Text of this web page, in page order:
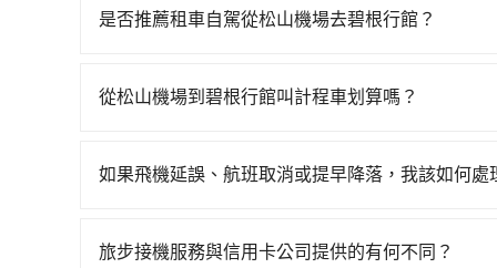
最多有102班次高鐵可搭乘。假設從松山機場 (台
搭上小黃後約花17分鐘、車費300元後，抵達碧
外浪費9分鐘在轉乘與等車上，現在還不馬上來
是否推薦租車自駕從松山機場去碧根行館？
天就要來回，那在台北路邊可隨租隨借的iRent應
進去，但額外的汽車保險與可能的罰單都需自付
次租車都好像在開樂透一樣。另外，偶爾也會遇
從松山機場到碧根行館叫計程車划算嗎？
到車，也可考慮打電話至松山機場附近的計程車
如果飛機延誤、航班取消或提早降落，我該如何處
輛，讓乘客能落地後順利離開機場。但如事先沒
旅步接機服務與信用卡公司提供的有何不同？